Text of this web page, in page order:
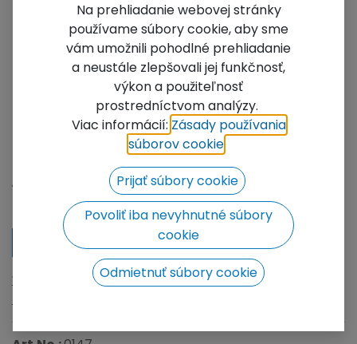
FT33-C41
4-way vertical cross junction
Not Available For Sale
Add to wishlist
Contact Us
We will be happy to prepare a price offer for you, click
Na prehliadanie webovej stránky
používame súbory cookie, aby sme
vám umožnili pohodlné prehliadanie
a neustále zlepšovali jej funkčnosť,
výkon a použiteľnosť
prostredníctvom analýzy.
Viac informácií: Zásady používania
súborov cookie​.
Prijať súbory cookie
Povoliť iba nevyhnutné súbory
cookie
Odmietnuť súbory cookie